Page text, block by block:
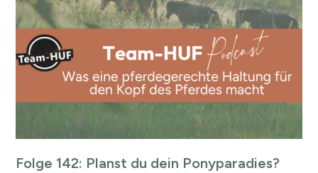
Folge 142: Planst du dein Ponyparadies?